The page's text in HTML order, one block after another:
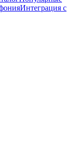
Интеграция с